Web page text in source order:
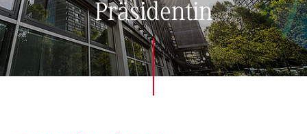
Präsidentin